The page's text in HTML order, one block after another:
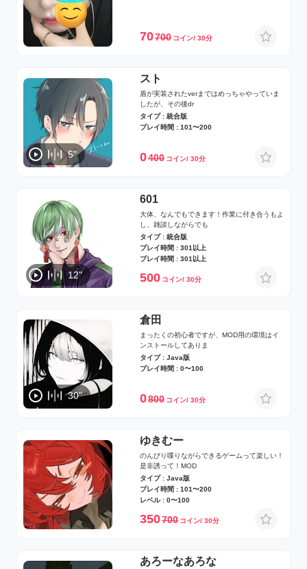
70700 コイン/ 30分
5"
スト
盾が実装されたverまではめっちゃやっていま
したが、その後dr
タイプ : 統合版
プレイ時間 : 101〜200
0400 コイン/ 30分
12"
601
大体、なんでもできます！作業に付き合うもよ
し、雑談しながらでも
タイプ : 統合版
プレイ時間 : 301以上
プレイ時間 : 301以上
500 コイン/ 30分
30"
倉田
まったくの初心者ですが、MOD用の環境はイ
ンストールしてありま
タイプ : Java版
プレイ時間 : 0〜100
0800 コイン/ 30分
ゆきむー
のんびり喋りながらできるゲームって楽しい！
是非誘って！MOD
タイプ : Java版
プレイ時間 : 101〜200
レベル : 0〜100
350700 コイン/ 30分
あろーなあろな